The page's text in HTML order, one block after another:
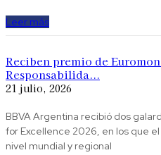
Leer más
Reciben premio de
Responsabilida...
21 julio, 2026
BBVA Argentina recibió dos
for Excellence 2026, en los que
nivel mundial y regional